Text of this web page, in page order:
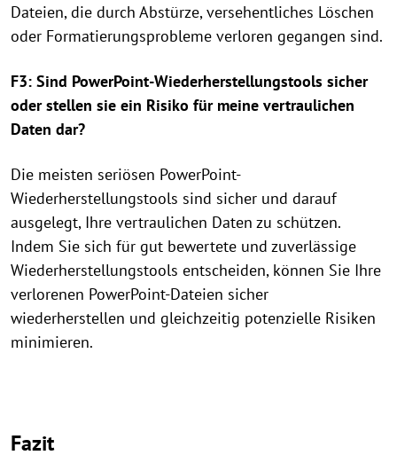
Dateien, die durch Abstürze, versehentliches Löschen
oder Formatierungsprobleme verloren gegangen sind.
F3: Sind PowerPoint-Wiederherstellungstools sicher
oder stellen sie ein Risiko für meine vertraulichen
Daten dar?
Die meisten seriösen PowerPoint-
Wiederherstellungstools sind sicher und darauf
ausgelegt, Ihre vertraulichen Daten zu schützen.
Indem Sie sich für gut bewertete und zuverlässige
Wiederherstellungstools entscheiden, können Sie Ihre
verlorenen PowerPoint-Dateien sicher
wiederherstellen und gleichzeitig potenzielle Risiken
minimieren.
Fazit